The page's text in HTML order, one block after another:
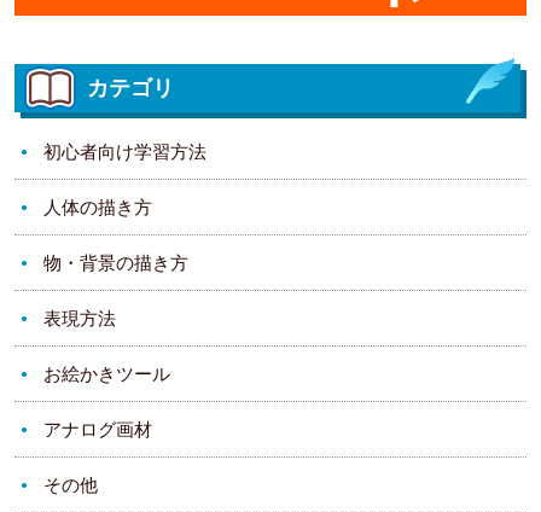
カテゴリ
初心者向け学習方法
人体の描き方
物・背景の描き方
表現方法
お絵かきツール
アナログ画材
その他